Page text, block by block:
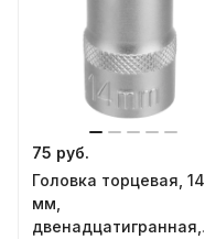
75 руб.
Головка торцевая, 14
мм,
двенадцатигранная,